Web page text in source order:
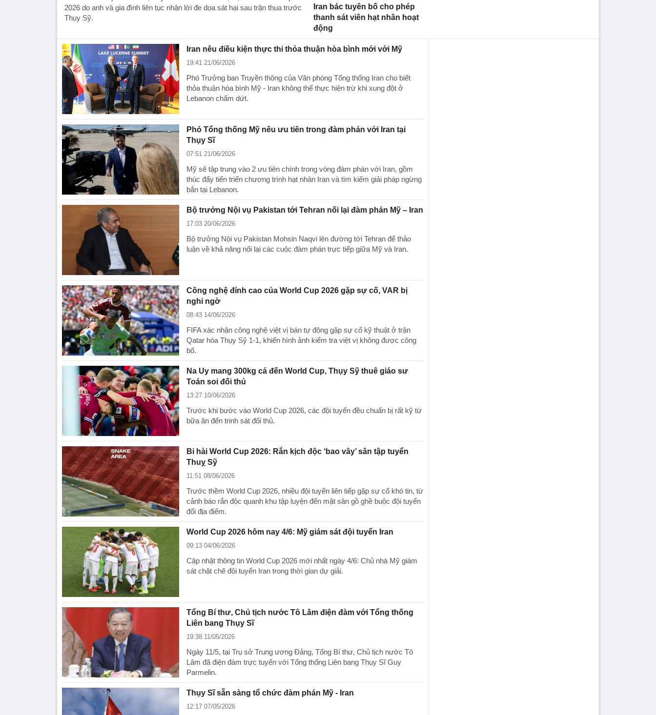
2026 do anh và gia đình liên tục nhận lời đe dọa sát hại sau trận thua trước
Thụy Sỹ.
Iran bác tuyên bố cho phép
thanh sát viên hạt nhân hoạt
động
Iran nêu điều kiện thực thi thỏa thuận hòa bình mới với Mỹ
19:41 21/06/2026
Phó Trưởng ban Truyền thông của Văn phòng Tổng thống Iran cho biết
thỏa thuận hòa bình Mỹ - Iran không thể thực hiện trừ khi xung đột ở
Lebanon chấm dứt.
Phó Tổng thống Mỹ nêu ưu tiên trong đàm phán với Iran tại
Thụy Sĩ
07:51 21/06/2026
Mỹ sẽ tập trung vào 2 ưu tiên chính trong vòng đàm phán với Iran, gồm
thúc đẩy tiến triển chương trình hạt nhân Iran và tìm kiếm giải pháp ngừng
bắn tại Lebanon.
Bộ trưởng Nội vụ Pakistan tới Tehran nối lại đàm phán Mỹ – Iran
17:03 20/06/2026
Bộ trưởng Nội vụ Pakistan Mohsin Naqvi lên đường tới Tehran để thảo
luận về khả năng nối lại các cuộc đàm phán trực tiếp giữa Mỹ và Iran.
Công nghệ đỉnh cao của World Cup 2026 gặp sự cố, VAR bị
nghi ngờ
08:43 14/06/2026
FIFA xác nhận công nghệ việt vị bán tự động gặp sự cố kỹ thuật ở trận
Qatar hòa Thụy Sỹ 1-1, khiến hình ảnh kiểm tra việt vị không được công
bố.
Na Uy mang 300kg cá đến World Cup, Thụy Sỹ thuê giáo sư
Toán soi đối thủ
13:27 10/06/2026
Trước khi bước vào World Cup 2026, các đội tuyển đều chuẩn bị rất kỹ từ
bữa ăn đến trinh sát đối thủ.
Bi hài World Cup 2026: Rắn kịch độc ‘bao vây’ sân tập tuyển
Thuỵ Sỹ
11:51 08/06/2026
Trước thềm World Cup 2026, nhiều đội tuyển liên tiếp gặp sự cố khó tin, từ
cảnh báo rắn độc quanh khu tập luyện đến mặt sân gồ ghề buộc đội tuyển
đổi địa điểm.
World Cup 2026 hôm nay 4/6: Mỹ giám sát đội tuyển Iran
09:13 04/06/2026
Cập nhật thông tin World Cup 2026 mới nhất ngày 4/6: Chủ nhà Mỹ giám
sát chặt chẽ đội tuyển Iran trong thời gian dự giải.
Tổng Bí thư, Chủ tịch nước Tô Lâm điện đàm với Tổng thống
Liên bang Thụy Sĩ
19:38 11/05/2026
Ngày 11/5, tại Trụ sở Trung ương Đảng, Tổng Bí thư, Chủ tịch nước Tô
Lâm đã điện đàm trực tuyến với Tổng thống Liên bang Thụy Sĩ Guy
Parmelin. ​
Thụy Sĩ sẵn sàng tổ chức đàm phán Mỹ - Iran
12:17 07/05/2026